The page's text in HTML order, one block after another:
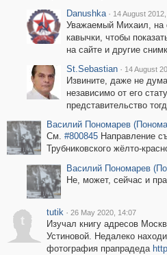
Danushka · 14 August
Уважаемый Михаил, на
кавычки, чтобы
на сайте и другие
St.Sebastian · 14 August
Извините, даже не
независимо от его
представительство
Василий Пономарев
См. #800845Направление
Трубниковского жёлто-
Василий Пономарев
Не, может, сейчас и
t
tutik · 26 May 2020, 14:07
Изучал книгу адресов
Устиновой. Недалеко
фотография прапрадеда